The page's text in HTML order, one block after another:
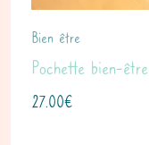
Bien être
Pochette bien-être
27.00€